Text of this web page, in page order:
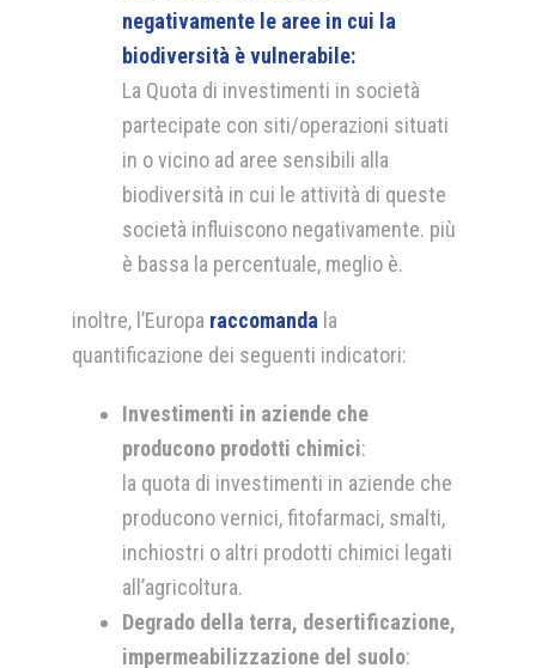
negativamente le aree in cui la
biodiversità è vulnerabile:
La Quota di investimenti in società
partecipate con siti/operazioni situati
in o vicino ad aree sensibili alla
biodiversità in cui le attività di queste
società influiscono negativamente. più
è bassa la percentuale, meglio è.
inoltre, l’Europa raccomanda la
quantificazione dei seguenti indicatori:
Investimenti in aziende che
producono prodotti chimici:
la quota di investimenti in aziende che
producono vernici, fitofarmaci, smalti,
inchiostri o altri prodotti chimici legati
all’agricoltura.
Degrado della terra, desertificazione,
impermeabilizzazione del suolo: